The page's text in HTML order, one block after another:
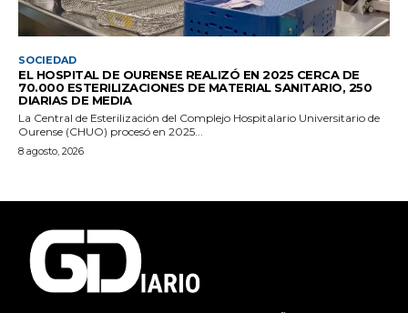
SOCIEDAD
EL HOSPITAL DE OURENSE REALIZÓ EN 2025 CERCA DE
70.000 ESTERILIZACIONES DE MATERIAL SANITARIO, 250
DIARIAS DE MEDIA
La Central de Esterilización del Complejo Hospitalario Universitario de
Ourense (CHUO) procesó en 2025...
8 agosto, 2026